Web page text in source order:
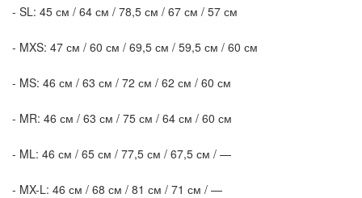
- SL: 45 см / 64 см / 78,5 см / 67 см / 57 см
- MXS: 47 см / 60 см / 69,5 см / 59,5 см / 60 см
- MS: 46 см / 63 см / 72 см / 62 см / 60 см
- MR: 46 см / 63 см / 75 см / 64 см / 60 см
- ML: 46 см / 65 см / 77,5 см / 67,5 см / —
- MX-L: 46 см / 68 см / 81 см / 71 см / —